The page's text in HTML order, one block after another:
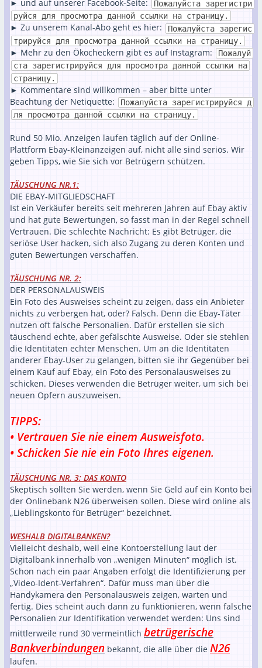
► und auf unserer Facebook-Seite:
Пожалуйста зарегистри
руйся для просмотра данной ссылки на страницу.
► Zu unserem Kanal-Abo geht es hier:
Пожалуйста зарегис
трируйся для просмотра данной ссылки на страницу.
► Mehr zu den Ökocheckern gibt es auf Instagram:
Пожалуй
ста зарегистрируйся для просмотра данной ссылки на
страницу.
► Kommentare sind willkommen – aber bitte unter
Beachtung der Netiquette:
Пожалуйста зарегистрируйся д
ля просмотра данной ссылки на страницу.
Rund 50 Mio. Anzeigen laufen täglich auf der Online-
Plattform Ebay-Kleinanzeigen auf, nicht alle sind seriös. Wir
geben Tipps, wie Sie sich vor Betrügern schützen.
TÄUSCHUNG NR.1:
DIE EBAY-MITGLIEDSCHAFT
Ist ein Verkäufer bereits seit mehreren Jahren auf Ebay aktiv
und hat gute Bewertungen, so fasst man in der Regel schnell
Vertrauen. Die schlechte Nachricht: Es gibt Betrüger, die
seriöse User hacken, sich also Zugang zu deren Konten und
guten Bewertungen verschaffen.
TÄUSCHUNG NR. 2:
DER PERSONALAUSWEIS
Ein Foto des Ausweises scheint zu zeigen, dass ein Anbieter
nichts zu verbergen hat, oder? Falsch. Denn die Ebay-Täter
nutzen oft falsche Personalien. Dafür erstellen sie sich
täuschend echte, aber gefälschte Ausweise. Oder sie stehlen
die Identitäten echter Menschen. Um an die Identitäten
anderer Ebay-User zu gelangen, bitten sie ihr Gegenüber bei
einem Kauf auf Ebay, ein Foto des Personalausweises zu
schicken. Dieses verwenden die Betrüger weiter, um sich bei
neuen Opfern auszuweisen.
TIPPS:
• Vertrauen Sie nie einem Ausweisfoto.
• Schicken Sie nie ein Foto Ihres eigenen.
TÄUSCHUNG NR. 3: DAS KONTO
Skeptisch sollten Sie werden, wenn Sie Geld auf ein Konto bei
der Onlinebank N26 überweisen sollen. Diese wird online als
„Lieblingskonto für Betrüger“ bezeichnet.
WESHALB DIGITALBANKEN?
Vielleicht deshalb, weil eine Kontoerstellung laut der
Digitalbank innerhalb von „wenigen Minuten“ möglich ist.
Schon nach ein paar Angaben erfolgt die Identifizierung per
„Video-Ident-Verfahren“. Dafür muss man über die
Handykamera den Personalausweis zeigen, warten und
fertig. Dies scheint auch dann zu funktionieren, wenn falsche
Personalien zur Identifikation verwendet werden: Uns sind
mittlerweile rund 30 vermeintlich betrügerische
Bankverbindungen bekannt, die alle über die N26
laufen.